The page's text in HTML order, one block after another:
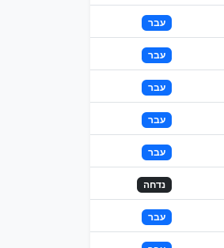
עבר
עבר
עבר
עבר
עבר
נדחה
עבר